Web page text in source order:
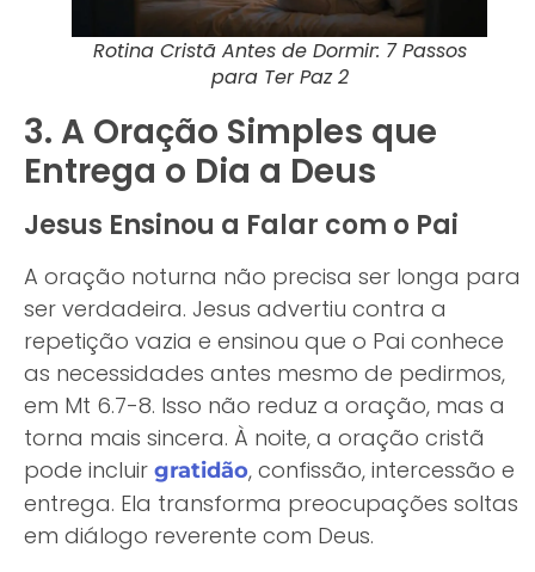
Rotina Cristã Antes de Dormir: 7 Passos
para Ter Paz 2
3. A Oração Simples que
Entrega o Dia a Deus
Jesus Ensinou a Falar com o Pai
A oração noturna não precisa ser longa para
ser verdadeira. Jesus advertiu contra a
repetição vazia e ensinou que o Pai conhece
as necessidades antes mesmo de pedirmos,
em Mt 6.7-8. Isso não reduz a oração, mas a
torna mais sincera. À noite, a oração cristã
pode incluir gratidão, confissão, intercessão e
entrega. Ela transforma preocupações soltas
em diálogo reverente com Deus.